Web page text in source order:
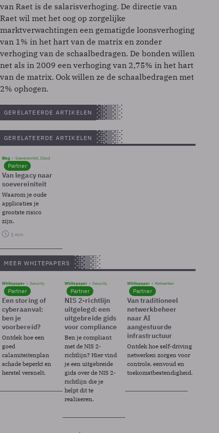
van Raet is de salarisverhoging. De directie van
Raet wil met het oog op zorgelijke
marktverwachtingen een gematigde loonsverhoging
van 1% in het hart van de matrix en zonder
verhoging van de schaalbedragen. De bonden willen
net als in 2009 een verhoging van 2,75% in het hart
van de matrix. Ook willen ze de schaalbedragen met
2% ophogen.
GERELATEERDE ARTIKELEN
GERELATEERDE ARTIKELEN
Blog Soevereinteit, Cloud
Partner
Van legacy naar
soevereiniteit
Waarom je oude
applicaties je
grootste risico
zijn.
1 min
MEER WHITEPAPERS
Whitepaper Security
Partner
Een storing of
cyberaanval:
ben je
voorbereid?
Ontdek hoe een
goed
calamiteitenplan
schade beperkt en
herstel versnelt.
Whitepaper Security
Partner
NIS 2-richtlijn
uitgelegd: een
uitgebreide gids
voor compliance
Ben je compliant
met de NIS 2-
richtlijn? Hier vind
je een uitgebreide
gids over de NIS 2-
richtlijn die je
helpt dit te
realiseren.
Whitepaper Netwerken
Partner
Van traditioneel
netwerkbeheer
naar AI
aangestuurde
infrastructuur
Ontdek hoe self-driving
netwerken zorgen voor
controle, eenvoud en
toekomstbestendigheid.